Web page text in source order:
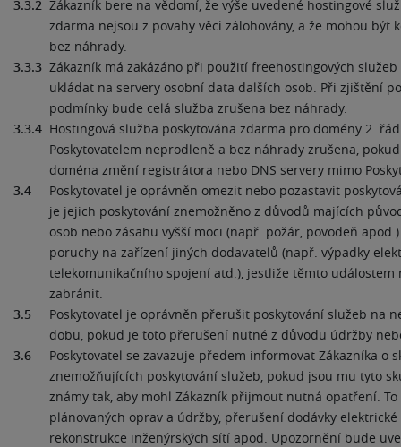
3.3.2 Zákazník bere na vědomí, že výše uvedené hostingové
zdarma nejsou z povahy věci zálohovány, a že mohou být
bez náhrady.
3.3.3 Zákazník má zakázáno při použití freehostingových služeb
ukládat na servery osobní data dalších osob. Při zjištění
podmínky bude celá služba zrušena bez náhrady.
3.3.4 Hostingová služba poskytována zdarma pro domény 2.
Poskytovatelem neprodleně a bez náhrady zrušena,
doména změní registrátora nebo DNS servery mimo
3.4
Poskytovatel je oprávněn omezit nebo pozastavit
je jejich poskytování znemožněno z důvodů majících
osob nebo zásahu vyšší moci (např. požár, povodeň
poruchy na zařízení jiných dodavatelů (např. výpadky
telekomunikačního spojení atd.), jestliže těmto událostem
zabránit.
3.5
Poskytovatel je oprávněn přerušit poskytování služeb na
dobu, pokud je toto přerušení nutné z důvodu údržby
3.6
Poskytovatel se zavazuje předem informovat Zákazníka o
znemožňujících poskytování služeb, pokud jsou mu tyto
známy tak, aby mohl Zákazník přijmout nutná opatření. To
plánovaných oprav a údržby, přerušení dodávky elektrické
rekonstrukce inženýrských sítí apod. Upozornění bude